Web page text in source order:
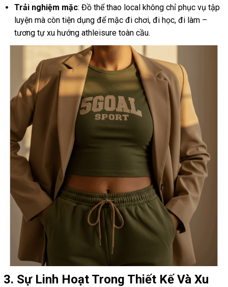
Trải nghiệm mặc: Đồ thể thao local không chỉ phục vụ tập
luyện mà còn tiện dụng để mặc đi chơi, đi học, đi làm –
tương tự xu hướng athleisure toàn cầu.
3. Sự Linh Hoạt Trong Thiết Kế Và Xu